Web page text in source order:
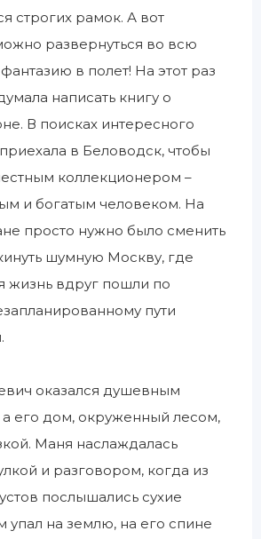
строгих рамок. А вот
развернуться во всю
в полет! На этот раз
написать книгу о
В поисках интересного
в Беловодск, чтобы
коллекционером –
и богатым человеком. На
просто нужно было сменить
шумную Москву, где
жизнь вдруг пошли по
пути
оказался душевным
его дом, окруженный лесом,
Маня наслаждалась
и разговором, когда из
послышались сухие
упал на землю, на его спине